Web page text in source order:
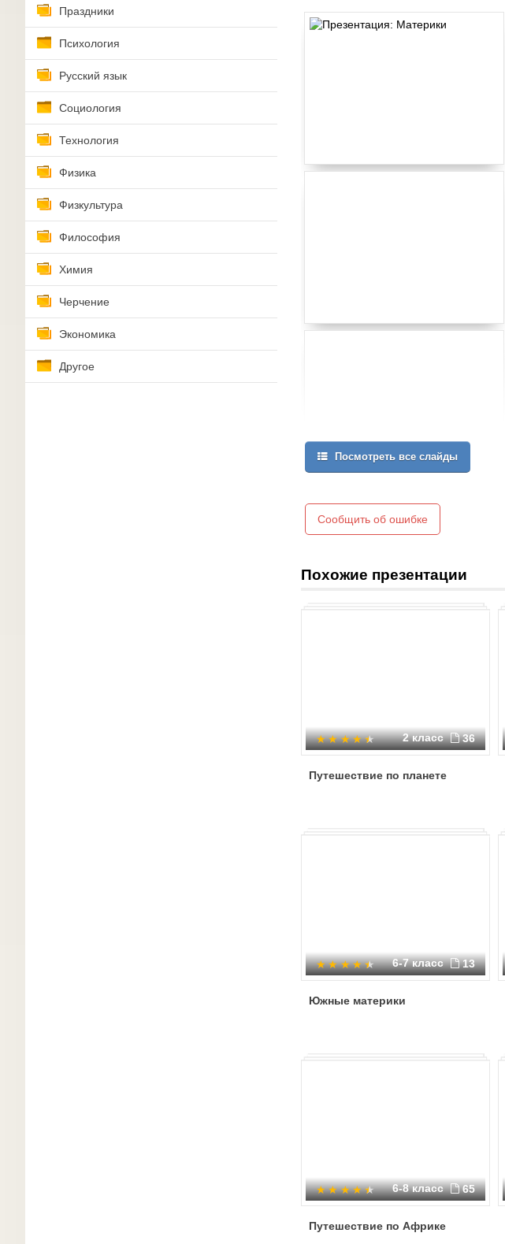
Праздники
Психология
Русский язык
Социология
Технология
Физика
Физкультура
Философия
Химия
Черчение
Экономика
Другое
Посмотреть все слайды
Сообщить об ошибке
Похожие презентации
2 класс 36
Путешествие по планете
6-7 класс 13
Южные материки
6-8 класс 65
Путешествие по Африке